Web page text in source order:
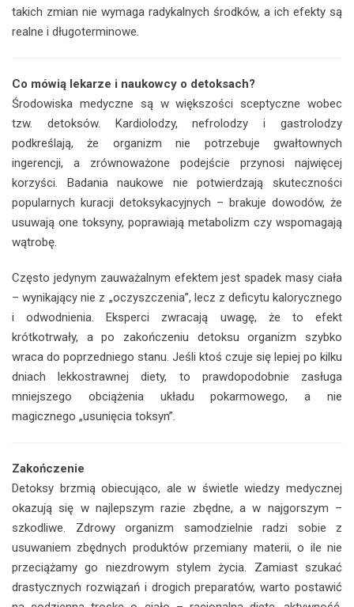
takich zmian nie wymaga radykalnych środków, a ich efekty są
realne i długoterminowe.
Co mówią lekarze i naukowcy o detoksach?
Środowiska medyczne są w większości sceptyczne wobec
tzw. detoksów. Kardiolodzy, nefrolodzy i gastrolodzy
podkreślają, że organizm nie potrzebuje gwałtownych
ingerencji, a zrównoważone podejście przynosi najwięcej
korzyści. Badania naukowe nie potwierdzają skuteczności
popularnych kuracji detoksykacyjnych – brakuje dowodów, że
usuwają one toksyny, poprawiają metabolizm czy wspomagają
wątrobę.
Często jedynym zauważalnym efektem jest spadek masy ciała
– wynikający nie z „oczyszczenia”, lecz z deficytu kalorycznego
i odwodnienia. Eksperci zwracają uwagę, że to efekt
krótkotrwały, a po zakończeniu detoksu organizm szybko
wraca do poprzedniego stanu. Jeśli ktoś czuje się lepiej po kilku
dniach lekkostrawnej diety, to prawdopodobnie zasługa
mniejszego obciążenia układu pokarmowego, a nie
magicznego „usunięcia toksyn”.
Zakończenie
Detoksy brzmią obiecująco, ale w świetle wiedzy medycznej
okazują się w najlepszym razie zbędne, a w najgorszym –
szkodliwe. Zdrowy organizm samodzielnie radzi sobie z
usuwaniem zbędnych produktów przemiany materii, o ile nie
przeciążamy go niezdrowym stylem życia. Zamiast szukać
drastycznych rozwiązań i drogich preparatów, warto postawić